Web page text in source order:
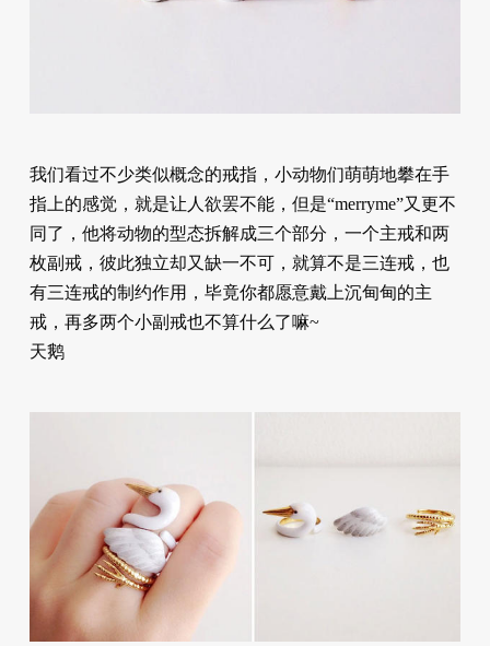
我们看过不少类似概念的戒指，小动物们萌萌地攀在手
指上的感觉，就是让人欲罢不能，但是“merryme”又更不
同了，他将动物的型态拆解成三个部分，一个主戒和两
枚副戒，彼此独立却又缺一不可，就算不是三连戒，也
有三连戒的制约作用，毕竟你都愿意戴上沉甸甸的主
戒，再多两个小副戒也不算什么了嘛~
天鹅